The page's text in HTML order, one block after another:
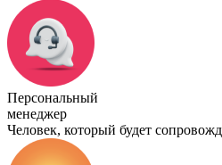
Персональный
менеджер
Человек, который будет